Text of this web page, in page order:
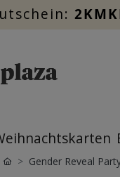
Gender Reveal